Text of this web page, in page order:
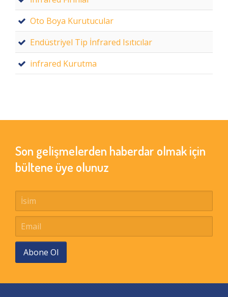
Oto Boya Kurutucular
Endüstriyel Tip İnfrared Isıtıcılar
infrared Kurutma
Son gelişmelerden haberdar olmak için
bültene üye olunuz
Abone Ol